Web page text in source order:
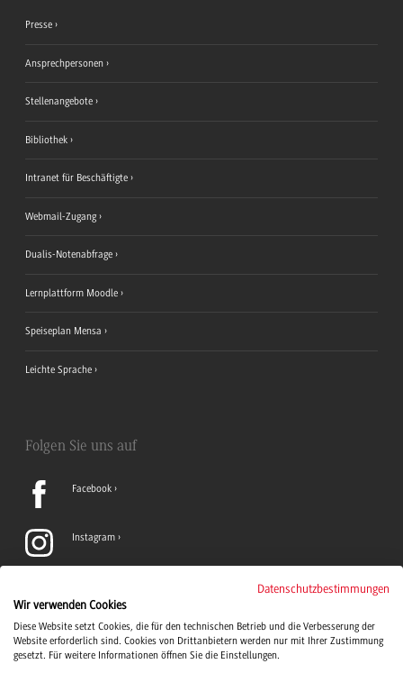
Presse
Ansprechpersonen
Stellenangebote
Bibliothek
Intranet für Beschäftigte
Webmail-Zugang
Dualis-Notenabfrage
Lernplattform Moodle
Speiseplan Mensa
Leichte Sprache
Folgen Sie uns auf
Facebook
Instagram
TikTok
Datenschutzbestimmungen
Wir verwenden Cookies
Diese Website setzt Cookies, die für den technischen Betrieb und die Verbesserung der
Website erforderlich sind. Cookies von Drittanbietern werden nur mit Ihrer Zustimmung
gesetzt. Für weitere Informationen öffnen Sie die Einstellungen.